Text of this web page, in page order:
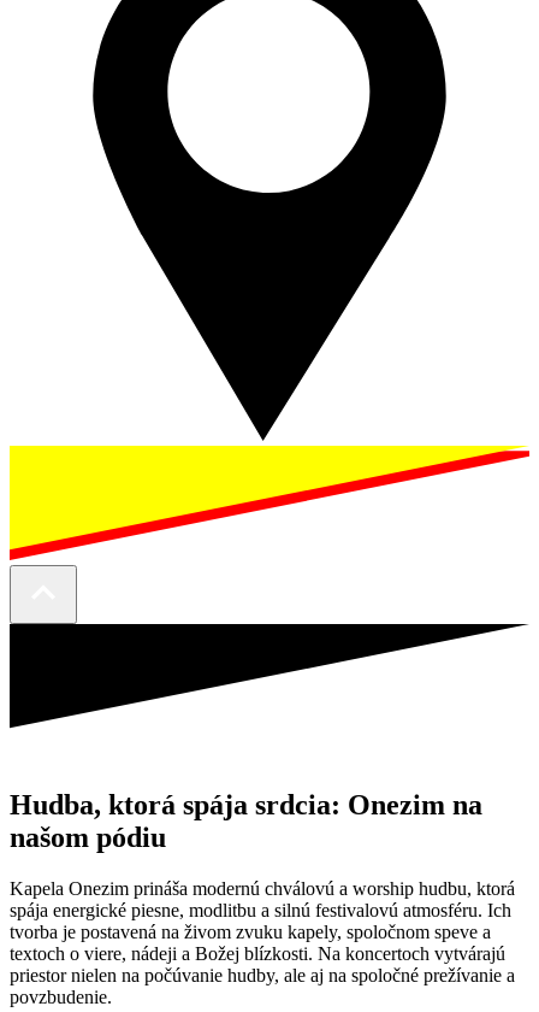
Hudba, ktorá spája srdcia: Onezim na
našom pódiu
Kapela Onezim prináša modernú chválovú a worship hudbu, ktorá
spája energické piesne, modlitbu a silnú festivalovú atmosféru. Ich
tvorba je postavená na živom zvuku kapely, spoločnom speve a
textoch o viere, nádeji a Božej blízkosti. Na koncertoch vytvárajú
priestor nielen na počúvanie hudby, ale aj na spoločné prežívanie a
povzbudenie.